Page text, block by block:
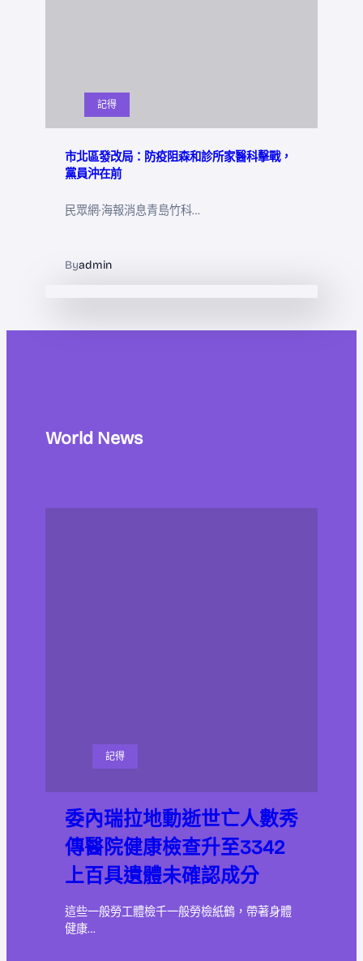
記得
市北區發改局：防疫阻森和診所家醫科擊戰，
黨員沖在前
民眾網·海報消息青島竹科…
Byadmin
World News
記得
委內瑞拉地動逝世亡人數秀
傳醫院健康檢查升至3342
上百具遺體未確認成分
這些一般勞工體檢千一般勞檢紙鶴，帶著身體
健康…